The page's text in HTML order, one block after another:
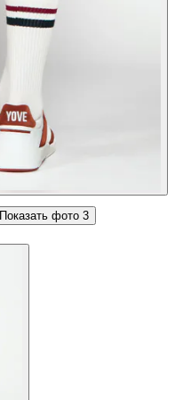
Показать фото 3